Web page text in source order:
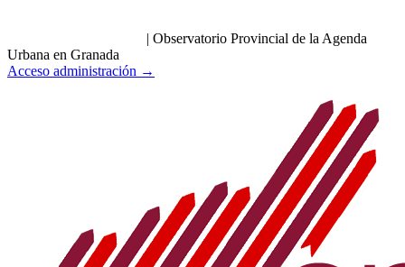
| Observatorio Provincial de la Agenda
Urbana en Granada
Acceso administración →